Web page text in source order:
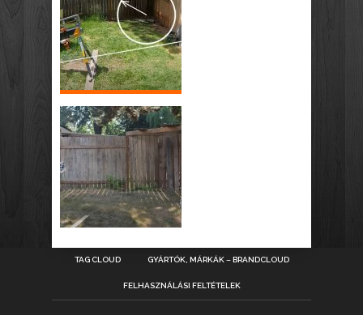
TAG CLOUD GYÁRTÓK, MÁRKÁK – BRANDCLOUD
FELHASZNÁLÁSI FELTÉTELEK